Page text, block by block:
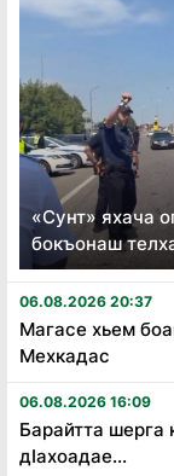
«Сунт» яхача
бокъонаш
06.08.2026 20:37
Магасе хьем
Мехкадас
06.08.2026 16:09
Барайтта шерга
дӏахоадае...